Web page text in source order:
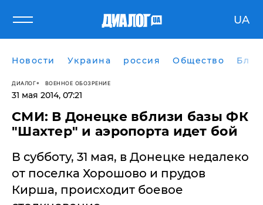
UA
Новости Украина россия Общество
ДИАЛОГ ВОЕННОЕ ОБОЗРЕНИЕ
31 мая 2014, 07:21
СМИ: В Донецке вблизи базы ФК
"Шахтер" и аэропорта идет бой
В субботу, 31 мая, в Донецке недалеко
от поселка Хорошово и прудов
Кирша, происходит боевое